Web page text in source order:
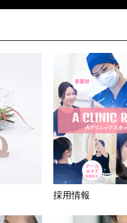
採用情報